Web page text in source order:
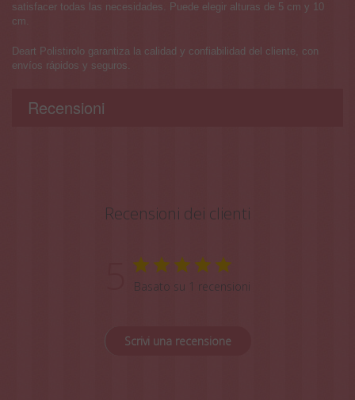
satisfacer todas las necesidades. Puede elegir alturas de 5 cm y 10
cm.
Deart Polistirolo garantiza la calidad y confiabilidad del cliente, con
envíos rápidos y seguros.
Recensioni
Recensioni dei clienti
Basato su 1 recensioni
Scrivi una recensione